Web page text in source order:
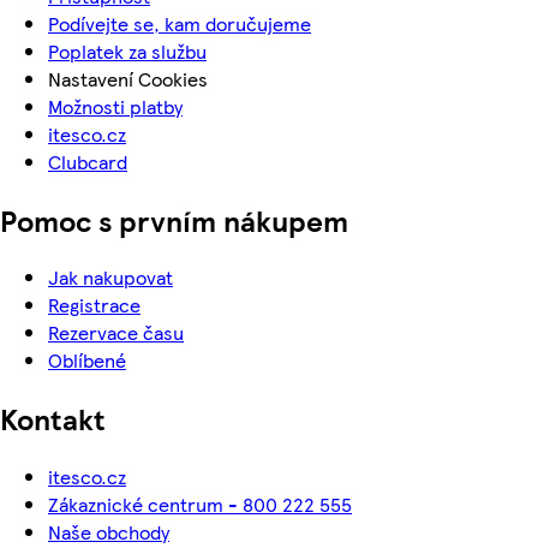
Podívejte se, kam doručujeme
Poplatek za službu
Nastavení Cookies
Možnosti platby
itesco.cz
Clubcard
Pomoc s prvním nákupem
Jak nakupovat
Registrace
Rezervace času
Oblíbené
Kontakt
itesco.cz
Zákaznické centrum - 800 222 555
Naše obchody